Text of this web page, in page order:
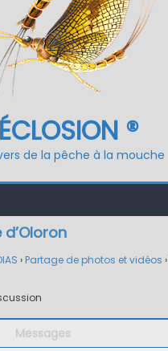
ÉCLOSION ®
de la pêche à la mouche
› Partage de photos et vidéos ›
Messages